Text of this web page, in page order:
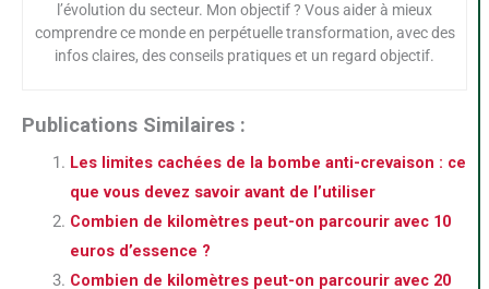
l’évolution du secteur. Mon objectif ? Vous aider à mieux
comprendre ce monde en perpétuelle transformation, avec des
infos claires, des conseils pratiques et un regard objectif.
Publications Similaires :
Les limites cachées de la bombe anti-crevaison : ce
que vous devez savoir avant de l’utiliser
Combien de kilomètres peut-on parcourir avec 10
euros d’essence ?
Combien de kilomètres peut-on parcourir avec 20